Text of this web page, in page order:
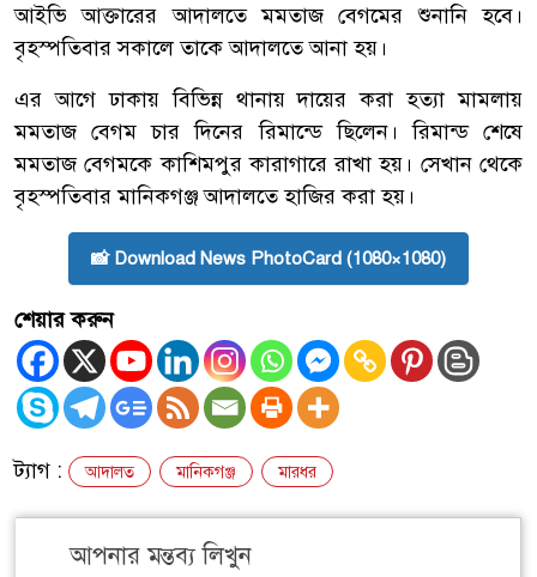
আইভি আক্তারের আদালতে মমতাজ বেগমের শুনানি হবে।
বৃহস্পতিবার সকালে তাকে আদালতে আনা হয়।
এর আগে ঢাকায় বিভিন্ন থানায় দায়ের করা হত্যা মামলায়
মমতাজ বেগম চার দিনের রিমান্ডে ছিলেন। রিমান্ড শেষে
মমতাজ বেগমকে কাশিমপুর কারাগারে রাখা হয়। সেখান থেকে
বৃহস্পতিবার মানিকগঞ্জ আদালতে হাজির করা হয়।
📸 Download News PhotoCard (1080×1080)
শেয়ার করুন
ট্যাগ : আদালত মানিকগঞ্জ মারধর
আপনার মন্তব্য লিখুন